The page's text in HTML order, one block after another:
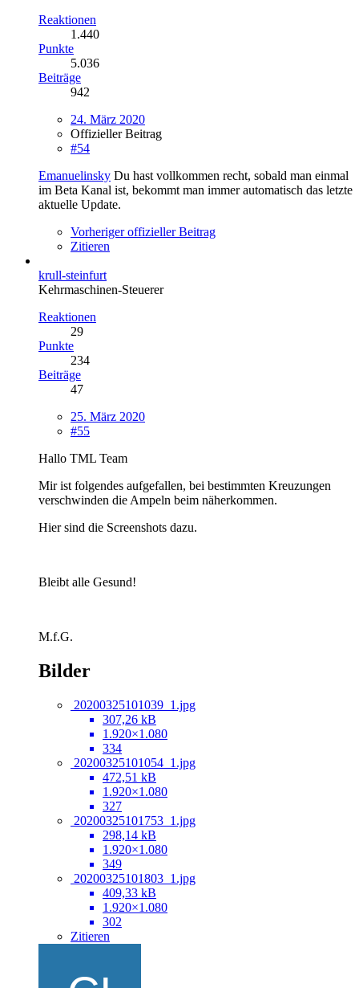
Reaktionen
1.440
Punkte
5.036
Beiträge
942
24. März 2020
Offizieller Beitrag
#54
Emanuelinsky Du hast vollkommen recht, sobald man einmal
im Beta Kanal ist, bekommt man immer automatisch das letzte
aktuelle Update.
Vorheriger offizieller Beitrag
Zitieren
krull-steinfurt
Kehrmaschinen-Steuerer
Reaktionen
29
Punkte
234
Beiträge
47
25. März 2020
#55
Hallo TML Team
Mir ist folgendes aufgefallen, bei bestimmten Kreuzungen
verschwinden die Ampeln beim näherkommen.
Hier sind die Screenshots dazu.
Bleibt alle Gesund!
M.f.G.
Bilder
20200325101039_1.jpg
307,26 kB
1.920×1.080
334
20200325101054_1.jpg
472,51 kB
1.920×1.080
327
20200325101753_1.jpg
298,14 kB
1.920×1.080
349
20200325101803_1.jpg
409,33 kB
1.920×1.080
302
Zitieren